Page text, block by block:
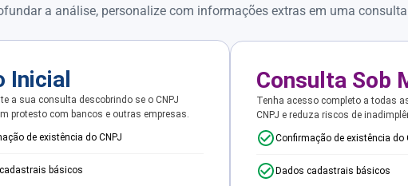
a análise, personalize com informações extras em uma
Inicial
a sua consulta descobrindo se o CNPJ
protesto com bancos e outras empresas.
de existência do CNPJ
básicos
Consulta Sob
Tenha acesso completo a todas
CNPJ e reduza riscos de
Confirmação de existência do
Dados cadastrais básicos